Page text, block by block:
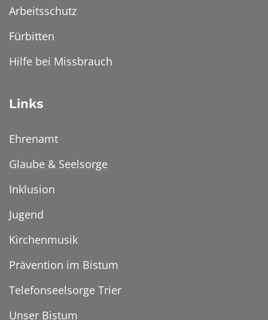
Arbeitsschutz
Fürbitten
Hilfe bei Missbrauch
Links
Ehrenamt
Glaube & Seelsorge
Inklusion
Jugend
Kirchenmusik
Prävention im Bistum
Telefonseelsorge Trier
Unser Bistum